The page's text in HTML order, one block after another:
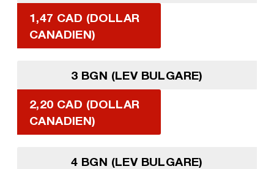
1,47 CAD (DOLLAR
CANADIEN)
3 BGN (LEV BULGARE)
2,20 CAD (DOLLAR
CANADIEN)
4 BGN (LEV BULGARE)